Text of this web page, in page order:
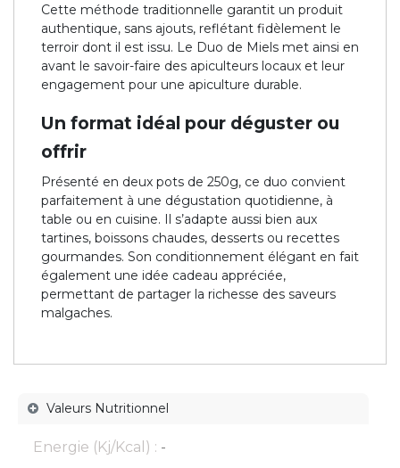
Cette méthode traditionnelle garantit un produit
authentique, sans ajouts, reflétant fidèlement le
terroir dont il est issu. Le Duo de Miels met ainsi en
avant le savoir-faire des apiculteurs locaux et leur
engagement pour une apiculture durable.
Un format idéal pour déguster ou
offrir
Présenté en deux pots de 250g, ce duo convient
parfaitement à une dégustation quotidienne, à
table ou en cuisine. Il s’adapte aussi bien aux
tartines, boissons chaudes, desserts ou recettes
gourmandes. Son conditionnement élégant en fait
également une idée cadeau appréciée,
permettant de partager la richesse des saveurs
malgaches.
Valeurs Nutritionnel
Energie (Kj/Kcal) : -